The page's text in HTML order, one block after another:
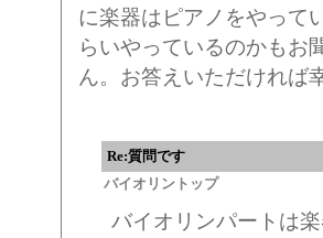
に楽器はピアノをやって
らいやっているのかもお
ん。お答えいただければ
Re:質問です
バイオリントップ
バイオリンパートは